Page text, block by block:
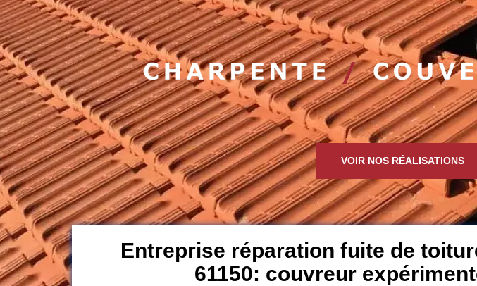
VOIR NOS RÉALISATIONS
Entreprise réparation fuite de
61150: couvreur